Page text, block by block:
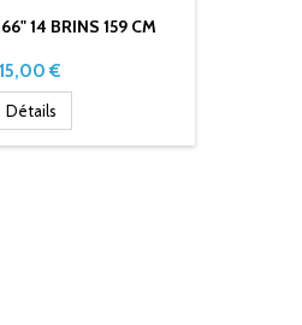
14 BRINS 159 CM
Prix
15,00 €
Détails